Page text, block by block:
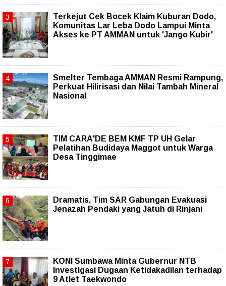
Terkejut Cek Bocek Klaim Kuburan Dodo,
Komunitas Lar Leba Dodo Lampui Minta
Akses ke PT AMMAN untuk 'Jango Kubir'
Smelter Tembaga AMMAN Resmi Rampung,
Perkuat Hilirisasi dan Nilai Tambah Mineral
Nasional
TIM CARA'DE BEM KMF TP UH Gelar
Pelatihan Budidaya Maggot untuk Warga
Desa Tinggimae
Dramatis, Tim SAR Gabungan Evakuasi
Jenazah Pendaki yang Jatuh di Rinjani
KONI Sumbawa Minta Gubernur NTB
Investigasi Dugaan Ketidakadilan terhadap
9 Atlet Taekwondo